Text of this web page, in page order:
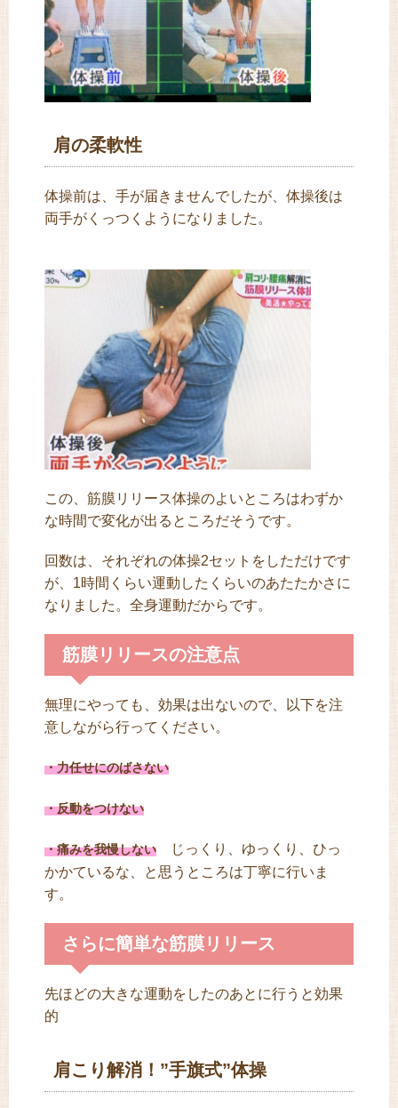
肩の柔軟性
体操前は、手が届きませんでしたが、体操後は
両手がくっつくようになりました。
この、筋膜リリース体操のよいところはわずか
な時間で変化が出るところだそうです。
回数は、それぞれの体操2セットをしただけです
が、1時間くらい運動したくらいのあたたかさに
なりました。全身運動だからです。
筋膜リリースの注意点
無理にやっても、効果は出ないので、以下を注
意しながら行ってください。
・力任せにのばさない
・反動をつけない
・痛みを我慢しない じっくり、ゆっくり、ひっ
かかているな、と思うところは丁寧に行いま
す。
さらに簡単な筋膜リリース
先ほどの大きな運動をしたのあとに行うと効果
的
肩こり解消！”手旗式”体操